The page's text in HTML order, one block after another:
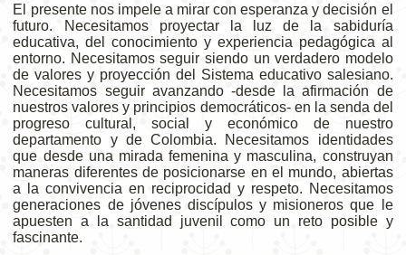
El presente nos impele a mirar con esperanza y decisión el
futuro. Necesitamos proyectar la luz de la sabiduría
educativa, del conocimiento y experiencia pedagógica al
entorno. Necesitamos seguir siendo un verdadero modelo
de valores y proyección del Sistema educativo salesiano.
Necesitamos seguir avanzando -desde la afirmación de
nuestros valores y principios democráticos- en la senda del
progreso cultural, social y económico de nuestro
departamento y de Colombia. Necesitamos identidades
que desde una mirada femenina y masculina, construyan
maneras diferentes de posicionarse en el mundo, abiertas
a la convivencia en reciprocidad y respeto. Necesitamos
generaciones de jóvenes discípulos y misioneros que le
apuesten a la santidad juvenil como un reto posible y
fascinante.